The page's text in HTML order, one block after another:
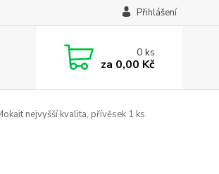
Přihlášení
0ks
za 0,00 Kč
nejvyšší kvalita, přívěsek 1 ks.